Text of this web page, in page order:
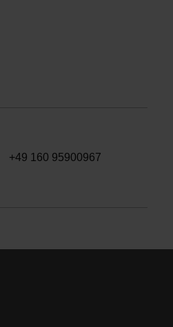
+49 160 95900967